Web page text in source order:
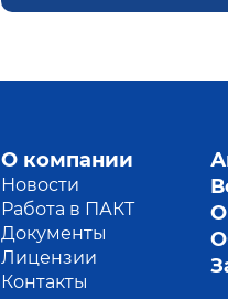
О компании
Новости
Работа в ПАКТ
Документы
Лицензии
Контакты